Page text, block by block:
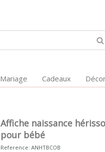
Mariage Cadeaux
Affiche naissance
pour bébé
Reference: ANHTBCOB